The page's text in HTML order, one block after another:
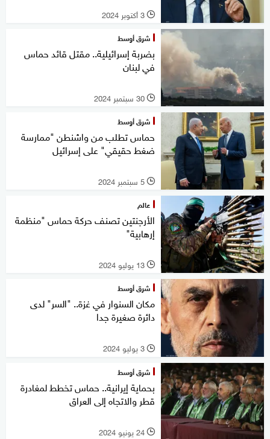
l 3 أكتوبر 2024
شرق أوسط
بضربة إسرائيلية.. مقتل قائد حماس
في لبنان
l 30 سبتمبر 2024
شرق أوسط
حماس تطلب من واشنطن "ممارسة
ضغط حقيقي" على إسرائيل
l 5 سبتمبر 2024
عالم
الأرجنتين تصنف حركة حماس "منظمة
إرهابية"
l 13 يوليو 2024
شرق أوسط
مكان السنوار في غزة.. "السر" لدى
دائرة صغيرة جدا
l 3 يوليو 2024
شرق أوسط
بحماية إيرانية.. حماس تخطط لمغادرة
قطر والاتجاه إلى العراق
l 24 يونيو 2024